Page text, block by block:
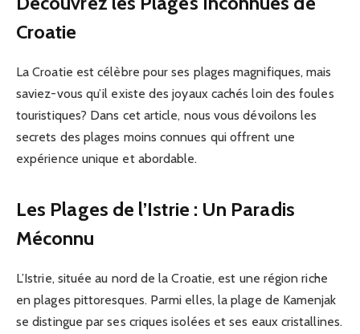
Croatie
La Croatie est célèbre pour ses plages magnifiques, mais
saviez-vous qu’il existe des joyaux cachés loin des foules
touristiques? Dans cet article, nous vous dévoilons les
secrets des plages moins connues qui offrent une
expérience unique et abordable.
Les Plages de l’Istrie : Un Paradis
Méconnu
L’Istrie, située au nord de la Croatie, est une région riche
en plages pittoresques. Parmi elles, la plage de Kamenjak
se distingue par ses criques isolées et ses eaux cristallines.